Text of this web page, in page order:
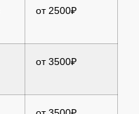
от 2500₽
от 3500₽